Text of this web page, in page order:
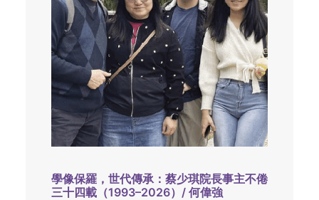
學像保羅，世代傳承：蔡少琪院長事主不倦
三十四載（1993–2026）/ 何偉強